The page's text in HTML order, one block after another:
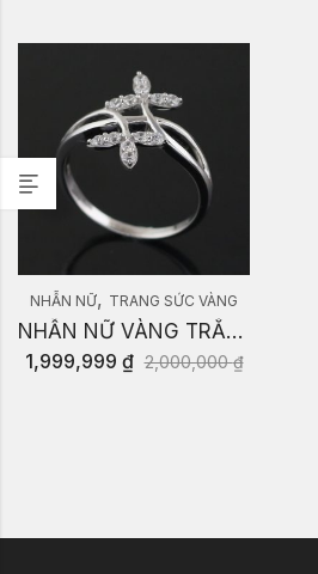
NHẪN NỮ, TRANG SỨC VÀNG
NHẪN NỮ VÀNG TRẮNG NNTW7.3.1164
1,999,999 ₫ 2,000,000₫